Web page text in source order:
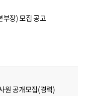
부장) 모집 공고
원 공개모집(경력)